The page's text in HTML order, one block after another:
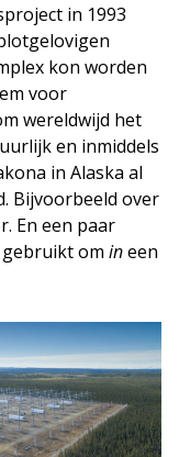
in 1993
kon worden
voor
wereldwijd het
en inmiddels
in Alaska al
Bijvoorbeeld over
En een paar
om ineen